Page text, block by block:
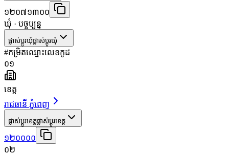
១២០៧១៣០០
ឃុំ · បច្ចុប្បន្ន
ផ្លាស់ប្តូរឃុំផ្លាស់ប្តូរឃុំ
#កម្រិតឈ្មោះលេខកូដ
០១
ខេត្ត
រាជធានី ភ្នំពេញ
ផ្លាស់ប្តូរខេត្តផ្លាស់ប្តូរខេត្ត
១២០០០០
០២